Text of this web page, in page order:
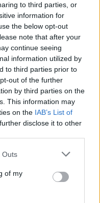
to third parties, or
information for
the below opt-out
note that after your
continue seeing
information utilized by
to third parties prior to
out of the further
by third parties on the
This information may
on the IAB’s List of
disclose it to other
one or more Google
You may click to
its third-party tags to
in below Google
Outs
of my